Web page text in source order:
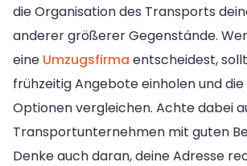
die Organisation des Transports
anderer größerer Gegenstände.
eine Umzugsfirma entscheidest,
frühzeitig Angebote einholen und
Optionen vergleichen. Achte dabei
Transportunternehmen mit guten
Denke auch daran, deine Adresse